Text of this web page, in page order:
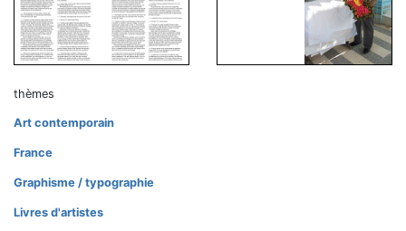
thèmes
Art contemporain
France
Graphisme / typographie
Livres d'artistes